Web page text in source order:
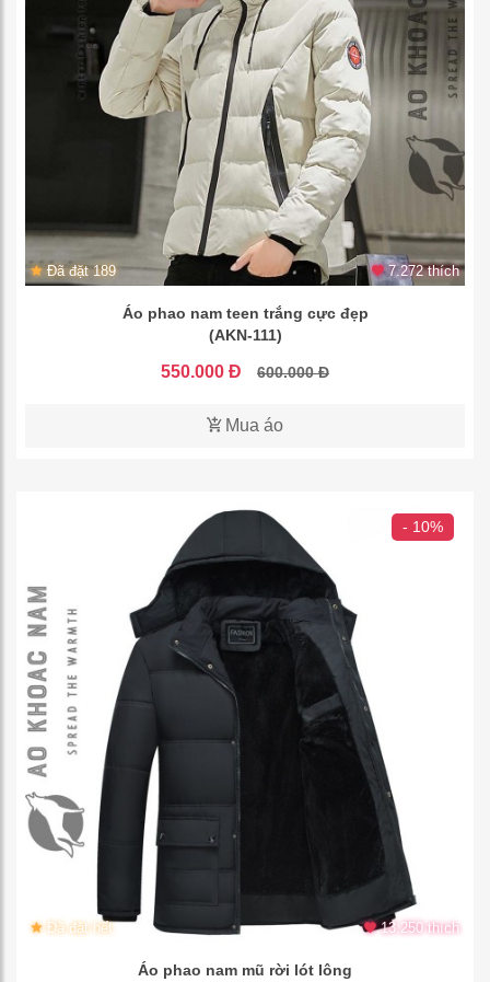
Đã đặt 189 7.272 thích
Áo phao nam teen trắng cực đẹp
(AKN-111)
550.000 Đ 600.000 Đ
Mua áo
- 10%
Đã đặt hết 13.250 thích
Áo phao nam mũ rời lót lông